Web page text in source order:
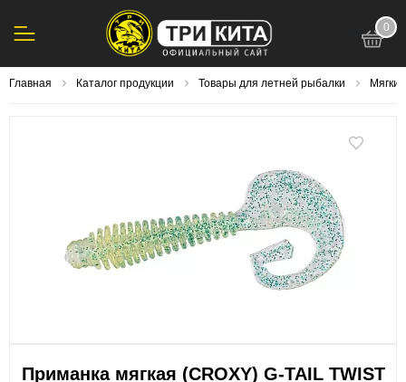
0
Главная Каталог продукции Товары для летней рыбалки
Приманка мягкая (CROXY) G-TAIL TWIST